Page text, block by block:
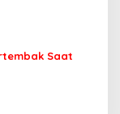
Saat